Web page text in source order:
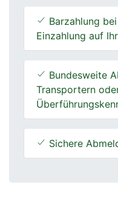
Barzahlung
Einzahlung auf
Bundesweite
Transportern
Sichere